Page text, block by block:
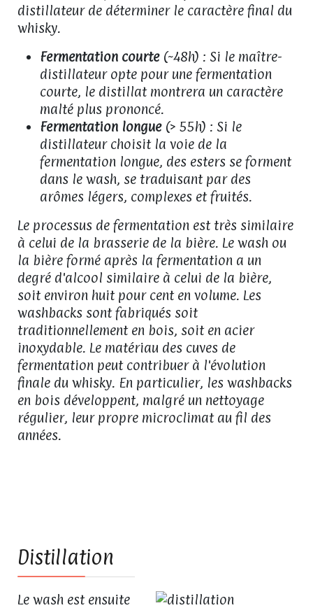
distillateur de déterminer le caractère final du
whisky.
Fermentation courte(~48h) : Si le maître-
distillateur opte pour une fermentation
courte, le distillat montrera un caractère
malté plus prononcé.
Fermentation longue(> 55h) : Si le
distillateur choisit la voie de la
fermentation longue, des esters se forment
dans le wash, se traduisant par des
arômes légers, complexes et fruités.
Le processus de fermentation est très similaire
à celui de la brasserie de la bière. Le wash ou
la bière formé après la fermentation a un
degré d'alcool similaire à celui de la bière,
soit environ huit pour cent en volume. Les
washbacks sont fabriqués soit
traditionnellement en bois, soit en acier
inoxydable. Le matériau des cuves de
fermentation peut contribuer à l'évolution
finale du whisky. En particulier, les washbacks
en bois développent, malgré un nettoyage
régulier, leur propre microclimat au fil des
années.
Distillation
Le wash est ensuite